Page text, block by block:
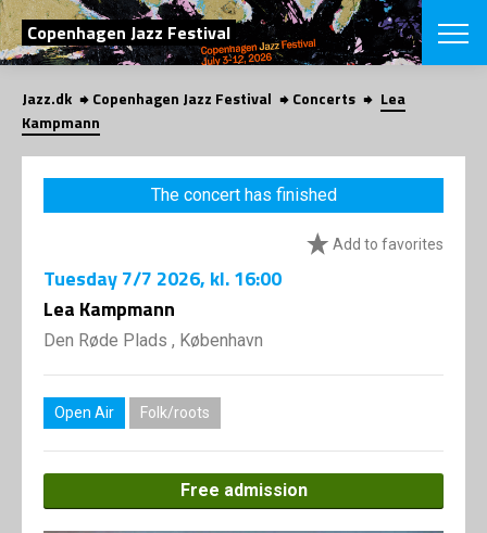
SEARCH
Copenhagen Jazz Festival
Danish
CHOOSE
VINTERJAZZ
Themes
LOCATIONS
SHOP
Jazz.dk Copenhagen Jazz Festival Concerts
Lea
Kampmann
The concert has finished
Add to favorites
Tuesday7/7 2026, kl. 16:00
Lea Kampmann
Den Røde Plads , København
Open Air Folk/roots
Free admission